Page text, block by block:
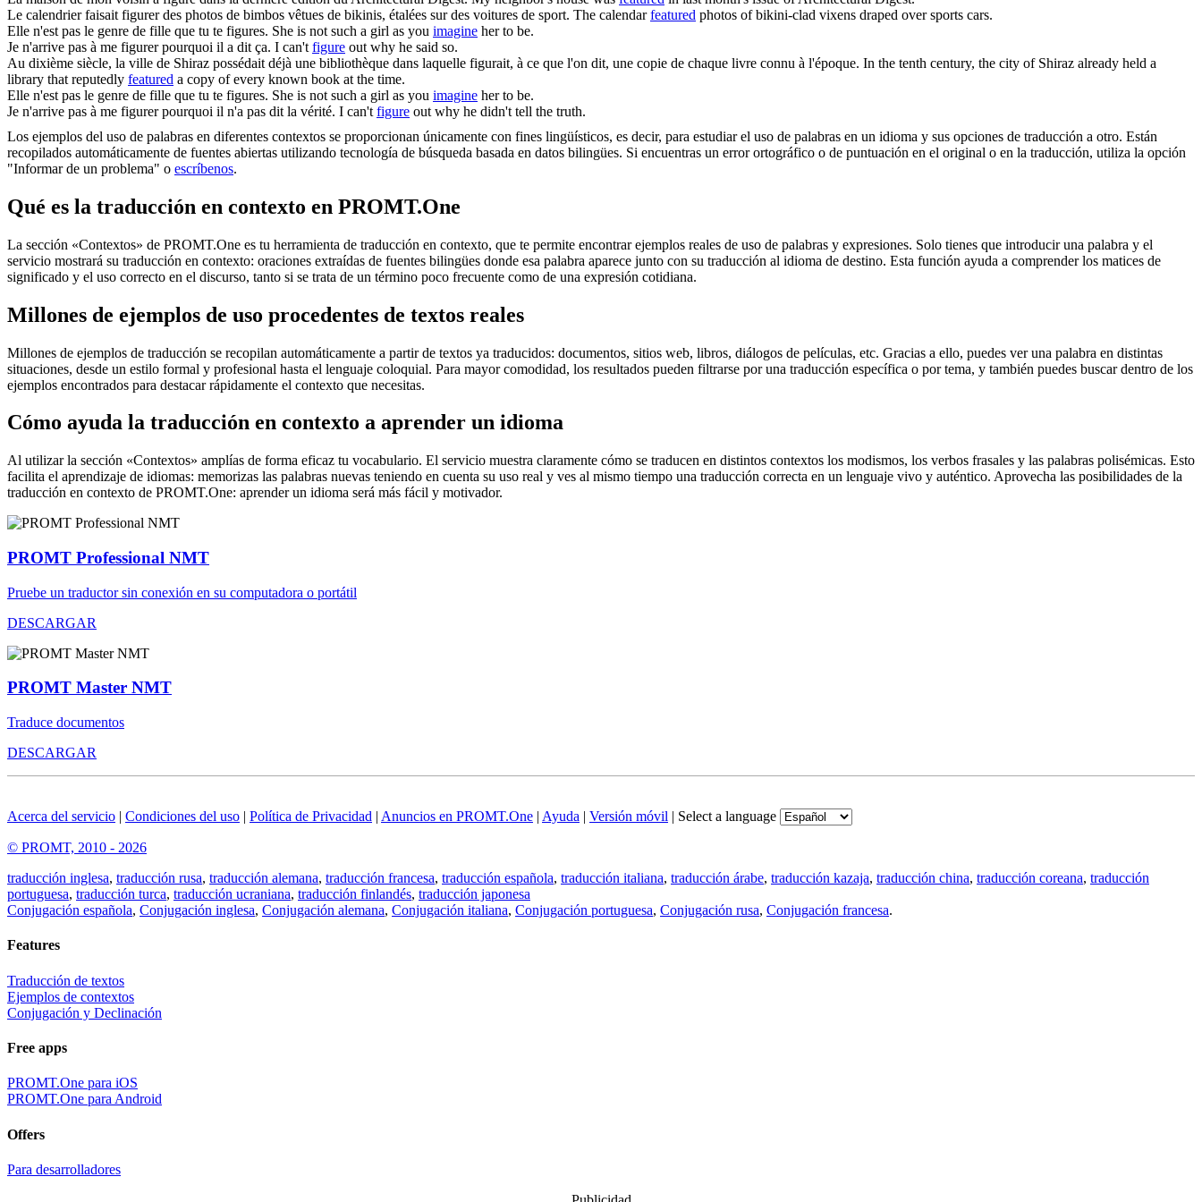
Le calendrier faisait figurerdes photos de bimbos vêtues de bikinis, étalées sur des voitures de sport. The calendarfeatured photos of bikini-clad vixens draped over sports cars.
Elle n'est pas le genre de fille que tu te figures. She is not such a girl as you imagine her to be.
Je n'arrive pas à me figurerpourquoi il a dit ça. I can't figure out why he said so.
Au dixième siècle, la ville de Shiraz possédait déjà une bibliothèque dans laquelle figurait, à ce que l'on dit, une copie de chaque livre connu à l'époque. In the tenth century, the city of Shiraz already held a
library that reputedly featured a copy of every known book at the time.
Elle n'est pas le genre de fille que tu te figures. She is not such a girl as you imagine her to be.
Je n'arrive pas à me figurerpourquoi il n'a pas dit la vérité. I can't figure out why he didn't tell the truth.
Los ejemplos del uso de palabras en diferentes contextos se proporcionan únicamente con fines lingüísticos, es decir, para estudiar el uso de palabras en un idioma y sus opciones de traducción a otro. Están
recopilados automáticamente de fuentes abiertas utilizando tecnología de búsqueda basada en datos bilingües. Si encuentras un error ortográfico o de puntuación en el original o en la traducción, utiliza la opción
"Informar de un problema" o escríbenos.
Qué es la traducción en contexto en PROMT.One
La sección «Contextos» de PROMT.One es tu herramienta de traducción en contexto, que te permite encontrar ejemplos reales de uso de palabras y expresiones. Solo tienes que introducir una palabra y el
servicio mostrará su traducción en contexto: oraciones extraídas de fuentes bilingües donde esa palabra aparece junto con su traducción al idioma de destino. Esta función ayuda a comprender los matices de
significado y el uso correcto en el discurso, tanto si se trata de un término poco frecuente como de una expresión cotidiana.
Millones de ejemplos de uso procedentes de textos reales
Millones de ejemplos de traducción se recopilan automáticamente a partir de textos ya traducidos: documentos, sitios web, libros, diálogos de películas, etc. Gracias a ello, puedes ver una palabra en distintas
situaciones, desde un estilo formal y profesional hasta el lenguaje coloquial. Para mayor comodidad, los resultados pueden filtrarse por una traducción específica o por tema, y también puedes buscar dentro de los
ejemplos encontrados para destacar rápidamente el contexto que necesitas.
Cómo ayuda la traducción en contexto a aprender un idioma
Al utilizar la sección «Contextos» amplías de forma eficaz tu vocabulario. El servicio muestra claramente cómo se traducen en distintos contextos los modismos, los verbos frasales y las palabras polisémicas. Esto
facilita el aprendizaje de idiomas: memorizas las palabras nuevas teniendo en cuenta su uso real y ves al mismo tiempo una traducción correcta en un lenguaje vivo y auténtico. Aprovecha las posibilidades de la
traducción en contexto de PROMT.One: aprender un idioma será más fácil y motivador.
PROMT Professional NMT
Pruebe un traductor sin conexión en su computadora o portátil
DESCARGAR
PROMT Master NMT
Traduce documentos
DESCARGAR
Acerca del servicio | Condiciones del uso | Política de Privacidad | Anuncios en PROMT.One | Ayuda | Versión móvil | Select a language
© PROMT, 2010 - 2026
traducción inglesa, traducción rusa, traducción alemana, traducción francesa, traducción española, traducción italiana, traducción árabe, traducción kazaja, traducción china, traducción coreana, traducción
portuguesa, traducción turca, traducción ucraniana, traducción finlandés, traducción japonesa
Conjugación española, Conjugación inglesa, Conjugación alemana, Conjugación italiana, Conjugación portuguesa, Conjugación rusa, Conjugación francesa.
Features
Traducción de textos
Ejemplos de contextos
Conjugación y Declinación
Free apps
PROMT.One para iOS
PROMT.One para Android
Offers
Para desarrolladores